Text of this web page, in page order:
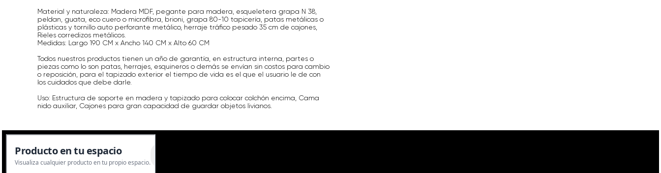
Material y naturaleza: Madera MDF, pegante para madera, esqueletera grapa N 38,
peldan, guata, eco cuero o microfibra, brioni, grapa 80-10 tapicería, patas metálicas o
plásticas y tornillo auto perforante metálico, herraje tráfico pesado 35 cm de cajones,
Rieles corredizos metálicos.
Medidas: Largo 190 CM x Ancho 140 CM x Alto 60 CM
Todos nuestros productos tienen un año de garantía, en estructura interna, partes o
piezas como lo son patas, herrajes, esquineros o demás se envían sin costos para cambio
o reposición, para el tapizado exterior el tiempo de vida es el que el usuario le de con
los cuidados que debe darle.
Uso: Estructura de soporte en madera y tapizado para colocar colchón encima, Cama
nido auxiliar, Cajones para gran capacidad de guardar objetos livianos.